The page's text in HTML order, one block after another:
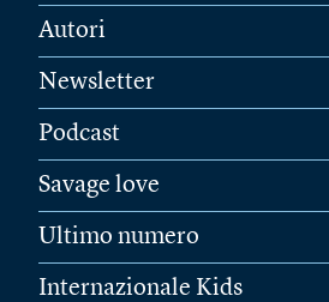
Autori
Newsletter
Podcast
Savage love
Ultimo numero
Internazionale Kids